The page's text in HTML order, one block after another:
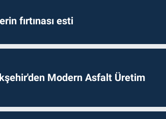
fırtınası esti
Modern Asfalt Üretim